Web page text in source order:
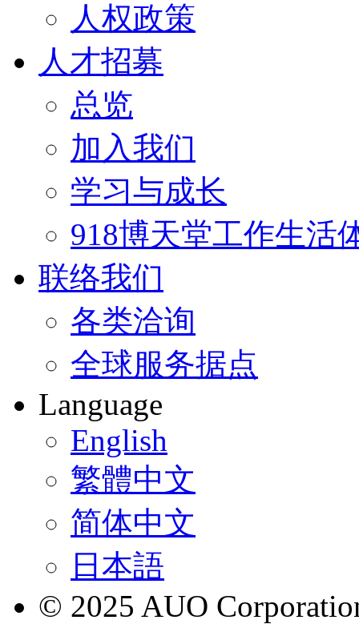
人权政策
人才招募
总览
加入我们
学习与成长
918博天堂工作生活
联络我们
各类洽询
全球服务据点
Language
English
繁體中文
简体中文
日本語
© 2025 AUO